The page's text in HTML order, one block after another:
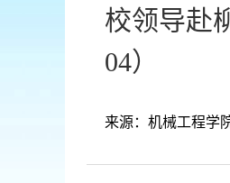
校领导赴
04）
来源：机械工程